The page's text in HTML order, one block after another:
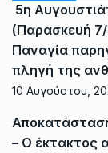
5η
(Παρασκευή 7/
Παναγία
πληγή της
10 Αυγούστου,
– Ο έκτακτος